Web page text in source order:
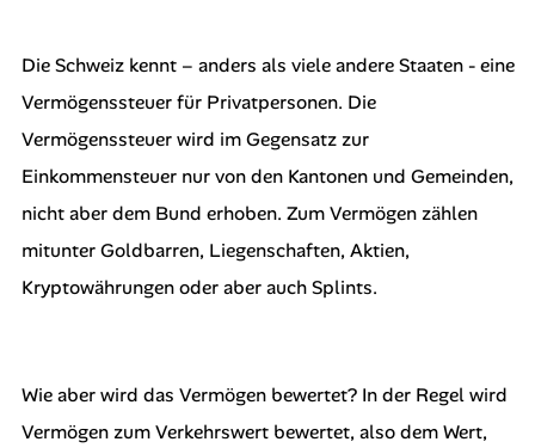
Die Schweiz kennt – anders als viele andere Staaten - eine
Vermögenssteuer für Privatpersonen. Die
Vermögenssteuer wird im Gegensatz zur
Einkommensteuer nur von den Kantonen und Gemeinden,
nicht aber dem Bund erhoben. Zum Vermögen zählen
mitunter Goldbarren, Liegenschaften, Aktien,
Kryptowährungen oder aber auch Splints.
Wie aber wird das Vermögen bewertet? In der Regel wird
Vermögen zum Verkehrswert bewertet, also dem Wert,